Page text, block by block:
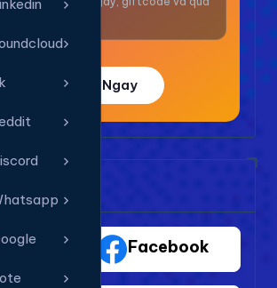
Trải Nghiệm Ngay
Facebook